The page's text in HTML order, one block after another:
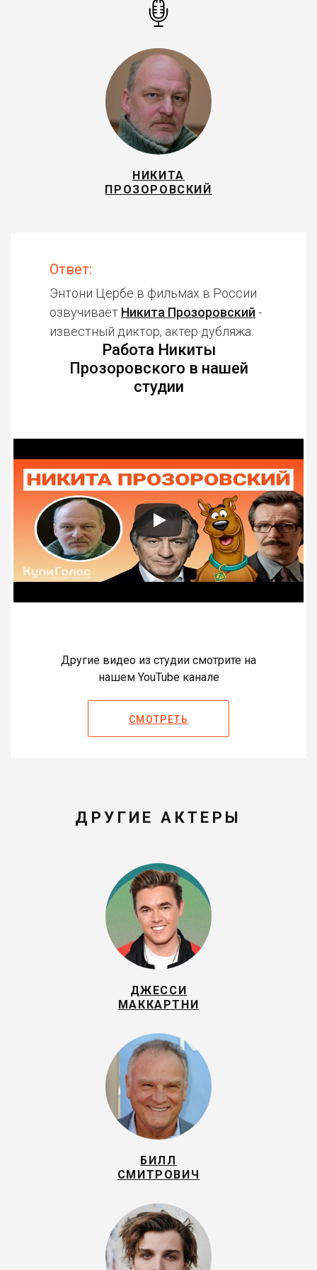
НИКИТА
ПРОЗОРОВСКИЙ
Ответ:
Энтони Цербе в фильмах в России
озвучивает Никита Прозоровский -
известный диктор, актер дубляжа.
Работа Никиты
Прозоровского в нашей
студии
Другие видео из студии смотрите на
нашем YouTube канале
СМОТРЕТЬ
ДРУГИЕ АКТЕРЫ
ДЖЕССИ
МАККАРТНИ
БИЛЛ
СМИТРОВИЧ